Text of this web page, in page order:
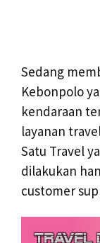
Sedang
Kebonpolo
kendaraan
layanan
Satu Travel
dilakukan
customer